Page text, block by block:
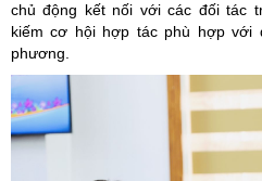
chủ động kết nối với các đối tác
kiếm cơ hội hợp tác phù hợp với
phương.